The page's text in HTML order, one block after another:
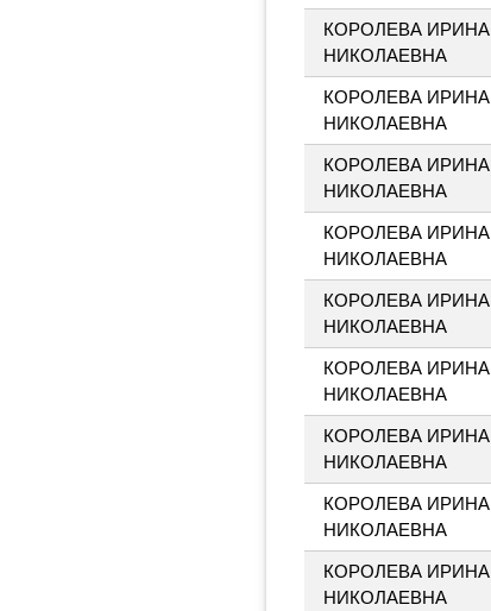
КОРОЛЕВА ИРИНА
НИКОЛАЕВНА
КОРОЛЕВА ИРИНА
НИКОЛАЕВНА
КОРОЛЕВА ИРИНА
НИКОЛАЕВНА
КОРОЛЕВА ИРИНА
НИКОЛАЕВНА
КОРОЛЕВА ИРИНА
НИКОЛАЕВНА
КОРОЛЕВА ИРИНА
НИКОЛАЕВНА
КОРОЛЕВА ИРИНА
НИКОЛАЕВНА
КОРОЛЕВА ИРИНА
НИКОЛАЕВНА
КОРОЛЕВА ИРИНА
НИКОЛАЕВНА